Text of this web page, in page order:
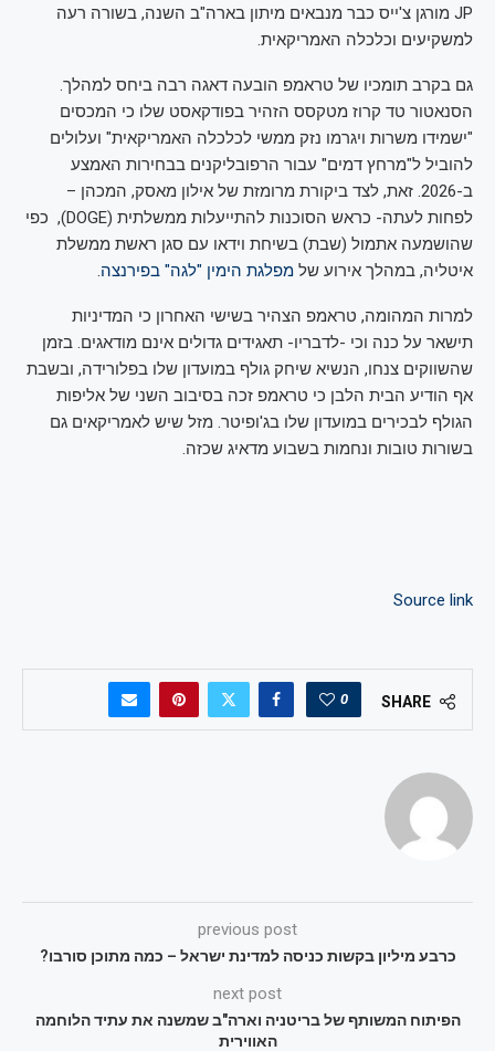
JP מורגן צ'ייס כבר מנבאים מיתון בארה"ב השנה, בשורה רעה
למשקיעים וכלכלה האמריקאית.
גם בקרב תומכיו של טראמפ הובעה דאגה רבה ביחס למהלך.
הסנאטור טד קרוז מטקסס הזהיר בפודקאסט שלו כי המכסים
"ישמידו משרות ויגרמו נזק ממשי לכלכלה האמריקאית" ועלולים
להוביל ל"מרחץ דמים" עבור הרפובליקנים בבחירות האמצע
ב-2026. זאת, לצד ביקורת מרומזת של אילון מאסק, המכהן –
לפחות לעתה- כראש הסוכנות להתייעלות ממשלתית (DOGE), כפי
שהושמעה אתמול (שבת) בשיחת וידאו עם סגן ראשת ממשלת
איטליה, במהלך אירוע של מפלגת הימין "לגה" בפירנצה.
למרות המהומה, טראמפ הצהיר בשישי האחרון כי המדיניות
תישאר על כנה וכי -לדבריו- תאגידים גדולים אינם מודאגים. בזמן
שהשווקים צנחו, הנשיא שיחק גולף במועדון שלו בפלורידה, ובשבת
אף הודיע הבית הלבן כי טראמפ זכה בסיבוב השני של אליפות
הגולף לבכירים במועדון שלו בג'ופיטר. מזל שיש לאמריקאים גם
בשורות טובות ונחמות בשבוע מדאיג שכזה.
Source link
SHARE
0
previous post
כרבע מיליון בקשות כניסה למדינת ישראל – כמה מתוכן סורבו?
next post
הפיתוח המשותף של בריטניה וארה"ב שמשנה את עתיד הלוחמה
האווירית